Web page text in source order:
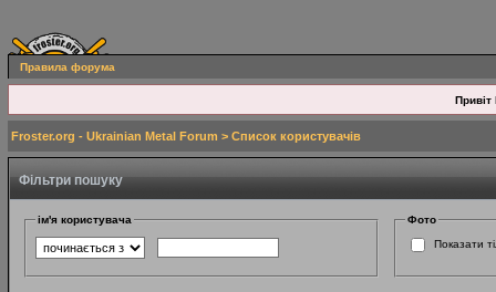
Правила форума
Привіт
Froster.org - Ukrainian Metal Forum > Список користувачів
Фільтри пошуку
ім'я користувача
Фото
Показати